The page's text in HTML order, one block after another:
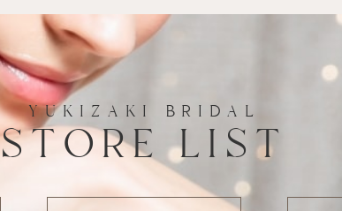
YUKIZAKI BRIDAL
STORE LIST